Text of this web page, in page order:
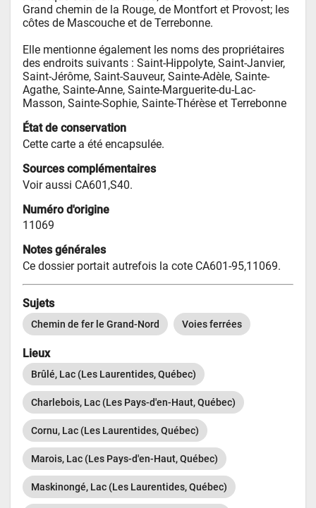
Grand chemin de la Rouge, de Montfort et Provost; les
côtes de Mascouche et de Terrebonne.
Elle mentionne également les noms des propriétaires
des endroits suivants : Saint-Hippolyte, Saint-Janvier,
Saint-Jérôme, Saint-Sauveur, Sainte-Adèle, Sainte-
Agathe, Sainte-Anne, Sainte-Marguerite-du-Lac-
Masson, Sainte-Sophie, Sainte-Thérèse et Terrebonne
État de conservation
Cette carte a été encapsulée.
Sources complémentaires
Voir aussi CA601,S40.
Numéro d'origine
11069
Notes générales
Ce dossier portait autrefois la cote CA601-95,11069.
Sujets
Chemin de fer le Grand-Nord Voies ferrées
Lieux
Brûlé, Lac (Les Laurentides, Québec)
Charlebois, Lac (Les Pays-d'en-Haut, Québec)
Cornu, Lac (Les Laurentides, Québec)
Marois, Lac (Les Pays-d'en-Haut, Québec)
Maskinongé, Lac (Les Laurentides, Québec)